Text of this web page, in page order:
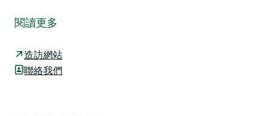
利亞偏遠的農村地區，沒有比這更厚的暱稱了，而
Coonamble 是首府。你進入了一個領域，大多數男人和
許多婦女和兒童的“真實”姓名已被遺忘，甚至被他們的母
親所遺忘。沒有什麼和沒有人是安全的。
閱讀更多
造訪網站
聯絡我們